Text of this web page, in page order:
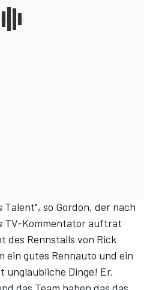
Talent", so Gordon, der nach
TV-Kommentator auftrat
des Rennstalls von Rick
ein gutes Rennauto und ein
unglaubliche Dinge! Er,